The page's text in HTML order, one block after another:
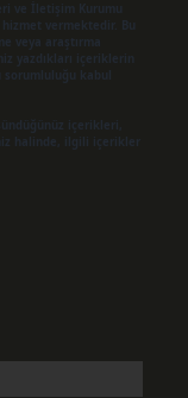
ve İletişim Kurumu
hizmet vermektedir. Bu
veya araştırma
yazdıkları içeriklerin
kabul
içerikleri,
halinde, ilgili içerikler